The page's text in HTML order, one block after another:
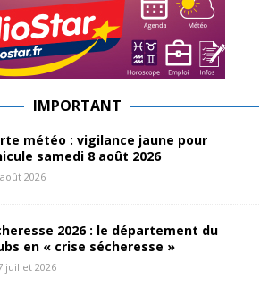
IMPORTANT
météo : vigilance jaune pour
samedi 8 août 2026
2026
2026 : le département du
en « crise sécheresse »
juillet 2026